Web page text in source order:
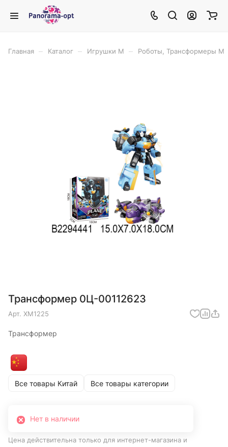
Главная Каталог Игрушки М Роботы, Трансформеры М
Трансформер 0Ц-00112623
Арт. XM1225
Трансформер
Все товары Китай Все товары категории
Нет в наличии
Цена действительна только для интернет-магазина и